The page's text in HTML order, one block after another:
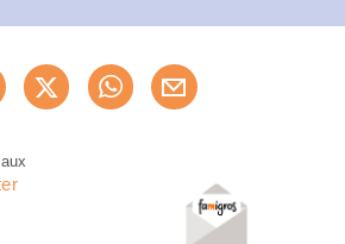
Recommander maintenant